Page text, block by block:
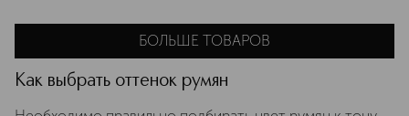
БОЛЬШЕ ТОВАРОВ
Как выбрать оттенок румян